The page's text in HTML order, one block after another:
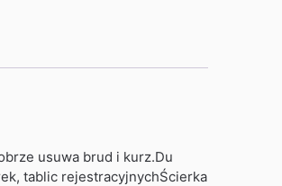
usuwa brud i kurz.Du
tablic rejestracyjnychŚcierka